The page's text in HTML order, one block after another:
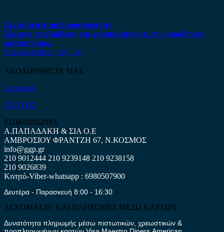
Δεν βρήκατε αυτό που ψάχνετε;
Είμαστε στη διάθεση σας να απαντήσουμε σε οποιαδήποτε
ερώτηση σας.
Επικοινωνήστε μαζί μας
ΑΚΟΛΟΥΘΗΣΤΕ ΜΑΣ
Facebook
ΧΑΡΤΗΣ
ΕΠΙΚΟΙΝΩΝΙΑ
Α.ΠΑΠΑΔΑΚΗ & ΣΙΑ Ο.Ε
ΑΜΒΡΟΣΙΟΥ ΦΡΑΝΤΖΗ 67, Ν.ΚΟΣΜΟΣ
info@ggp.gr
210 9012444 210 9239148 210 9238158
210 9026839
Κινητό-Viber-whatsapp : 6980507900
Δευτέρα - Παρασκευή 8:00 - 16:30
ΔΕΧΟΜΑΣΤΕ ΚΑΙ ΠΛΗΡΩΜΕΣ ΜΕΣΩ ΚΑΡΤΩΝ
Δυνατότητα πληρωμής μέσω πιστωτικών, χρεωστικών &